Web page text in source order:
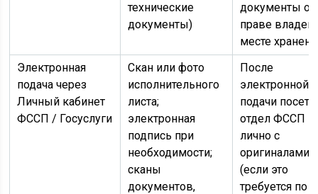
технические
документы)
документы о
праве
месте
Электронная
подача через
Личный кабинет
ФССП / Госуслуги
Скан или фото
исполнительного
листа;
электронная
подпись при
необходимости;
сканы
документов,
После
электронной
подачи
отдел ФССП
лично с
оригиналами
(если это
требуется по